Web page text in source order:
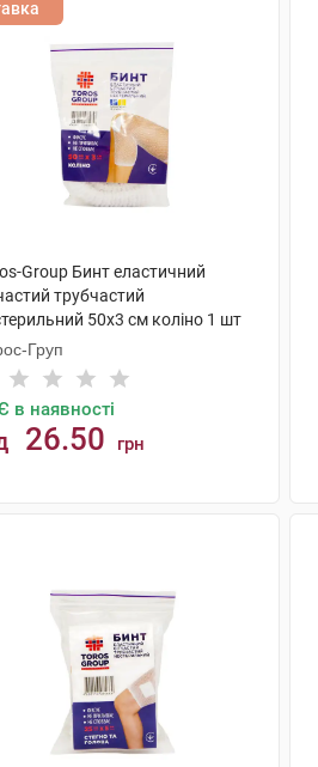
Group Бинт еластичний
трубчастий
50х3 см коліно 1 шт
Груп
в наявності
26.50 грн